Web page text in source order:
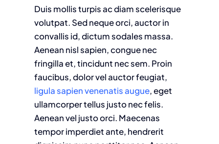
Duis mollis turpis ac diam scelerisque
volutpat. Sed neque orci, auctor in
convallis id, dictum sodales massa.
Aenean nisl sapien, congue nec
fringilla et, tincidunt nec sem. Proin
faucibus, dolor vel auctor feugiat,
ligula sapien venenatis augue, eget
ullamcorper tellus justo nec felis.
Aenean vel justo orci. Maecenas
tempor imperdiet ante, hendrerit